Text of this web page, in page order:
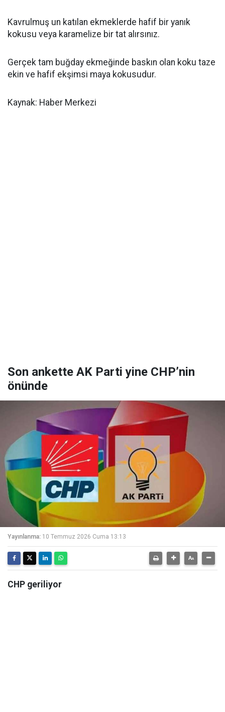
Kavrulmuş un katılan ekmeklerde hafif bir yanık
kokusu veya karamelize bir tat alırsınız.
Gerçek tam buğday ekmeğinde baskın olan koku taze
ekin ve hafif ekşimsi maya kokusudur.
Kaynak: Haber Merkezi
Son ankette AK Parti yine CHP’nin
önünde
Yayınlanma: 10 Temmuz 2026 Cuma 13:13
CHP geriliyor